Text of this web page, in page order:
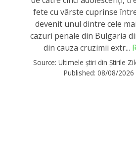
fete cu vârste cuprinse
devenit unul dintre cele
cazuri penale din Bulgaria
din cauza cruzimii extr...
Source: Ultimele știri din Știrile
Published: 08/08/2026